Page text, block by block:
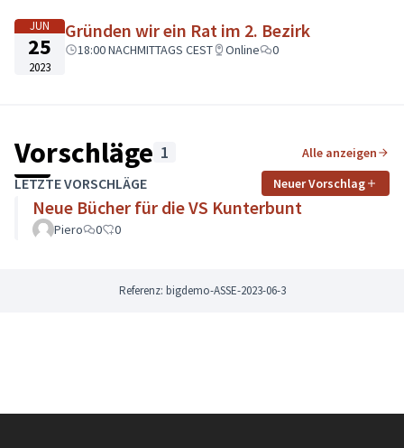
JUN
25
2023
Gründen wir ein Rat im 2. Bezirk
18:00 NACHMITTAGS CEST Online 0
Vorschläge 1 Alle anzeigen
LETZTE VORSCHLÄGE Neuer Vorschlag
Neue Bücher für die VS Kunterbunt
Piero 0 0
Referenz: bigdemo-ASSE-2023-06-3